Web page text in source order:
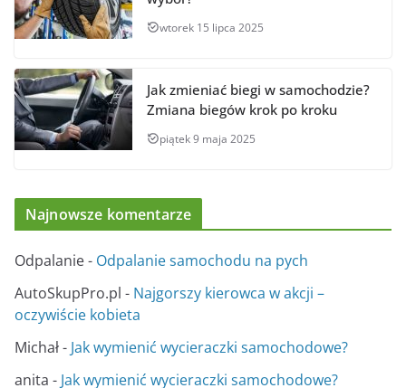
wtorek 15 lipca 2025
Jak zmieniać biegi w samochodzie?
Zmiana biegów krok po kroku
piątek 9 maja 2025
Najnowsze komentarze
Odpalanie- Odpalanie samochodu na pych
AutoSkupPro.pl - Najgorszy kierowca w akcji –
oczywiście kobieta
Michał- Jak wymienić wycieraczki samochodowe?
anita - Jak wymienić wycieraczki samochodowe?